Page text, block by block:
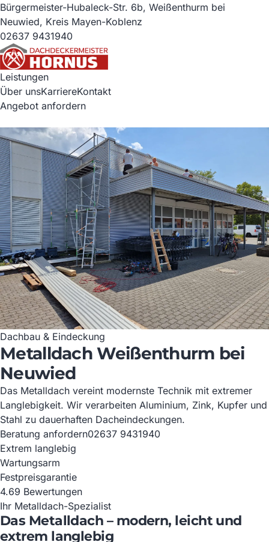
Bürgermeister-Hubaleck-Str. 6b, Weißenthurm bei
Neuwied, Kreis Mayen-Koblenz
02637 9431940
Leistungen
Über unsKarriereKontakt
Angebot anfordern
Dachbau & Eindeckung
Metalldach Weißenthurm bei
Neuwied
Das Metalldach vereint modernste Technik mit extremer
Langlebigkeit. Wir verarbeiten Aluminium, Zink, Kupfer und
Stahl zu dauerhaften Dacheindeckungen.
Beratung anfordern02637 9431940
Extrem langlebig
Wartungsarm
Festpreisgarantie
4.69 Bewertungen
Ihr Metalldach-Spezialist
Das Metalldach – modern, leicht und
extrem langlebig